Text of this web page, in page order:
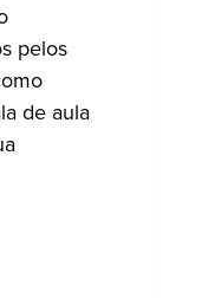
pelos
de aula